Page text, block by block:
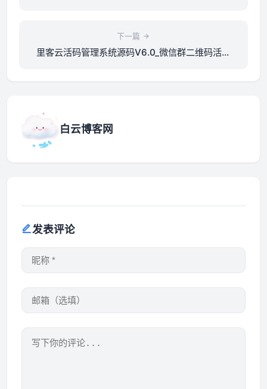
下一篇
里客云活码管理系统源码V6.0_微信群二维码活码
白云博客网
发表评论